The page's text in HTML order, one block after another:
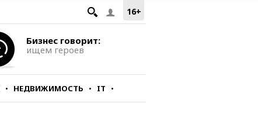
16+
Бизнес говорит:
ищем героев
НЕДВИЖИМОСТЬ IT